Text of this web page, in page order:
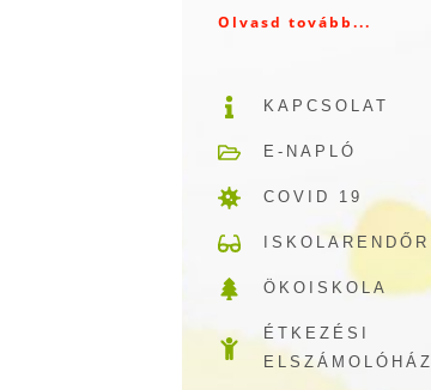
Olvasd tovább...
KAPCSOLAT
E-NAPLÓ
COVID 19
ISKOLARENDŐR
ÖKOISKOLA
ÉTKEZÉSI
ELSZÁMOLÓHÁZ